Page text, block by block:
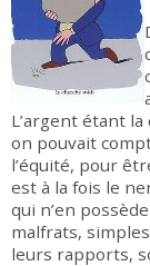
L’argent étant
on pouvait
l’équité, pour
est à la fois le
qui n’en
malfrats,
leurs rapports,